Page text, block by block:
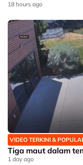
18 hours ago
VIDEO TERKINI &
Tiga maut dalam
1 day ago